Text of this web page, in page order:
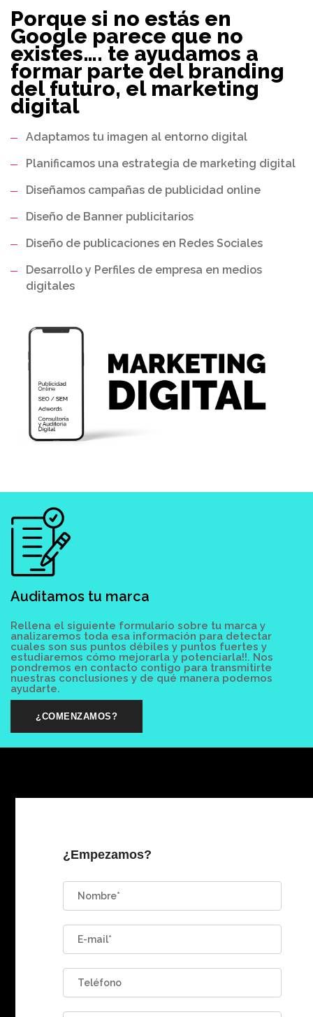
Porque si no estás en
Google parece que no
existes…. te ayudamos a
formar parte del branding
del futuro, el marketing
digital
Adaptamos tu imagen al entorno digital
Planificamos una estrategia de marketing digital
Diseñamos campañas de publicidad online
Diseño de Banner publicitarios
Diseño de publicaciones en Redes Sociales
Desarrollo y Perfiles de empresa en medios
digitales
Auditamos tu marca
Rellena el siguiente formulario sobre tu marca y
analizaremos toda esa información para detectar
cuales son sus puntos débiles y puntos fuertes y
estudiaremos cómo mejorarla y potenciarla!!. Nos
pondremos en contacto contigo para transmitirte
nuestras conclusiones y de qué manera podemos
ayudarte.
¿COMENZAMOS?
¿Empezamos?